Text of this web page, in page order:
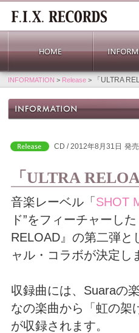
INFORMATION > Release > 「ULTRA
CD / 2012年8月31日 発売
「ULTRA
音楽レーベル「 SHOT
ド”をフィーチャーし
RELOAD』の第二弾と
ャル・コラボが決定し
収録曲には、Suaraの
なの楽曲から「虹の架
が収録されます。